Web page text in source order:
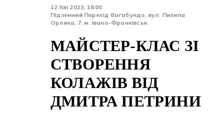
ПЕТРИНИ
12 Кві 2023, 18:00
Підземний Перехід Ваґабундо, вул. Пилипа
Орлика, 7, м. Івано-Франківськ
МАЙСТЕР-КЛАС ЗІ
СТВОРЕННЯ
КОЛАЖІВ ВІД
ДМИТРА ПЕТРИНИ